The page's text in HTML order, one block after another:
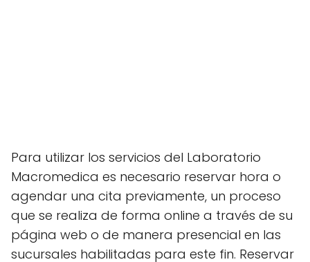
Para utilizar los servicios del Laboratorio
Macromedica es necesario reservar hora o
agendar una cita previamente, un proceso
que se realiza de forma online a través de su
página web o de manera presencial en las
sucursales habilitadas para este fin. Reservar